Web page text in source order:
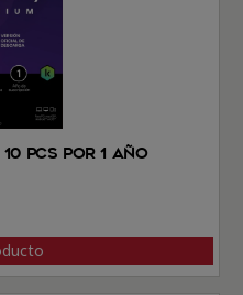
PCs por 1 Año